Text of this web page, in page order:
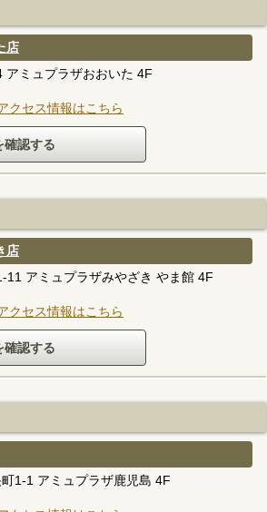
店
アミュプラザおおいた 4F
クセス情報はこちら
店
11 アミュプラザみやざき やま館 4F
クセス情報はこちら
1-1 アミュプラザ鹿児島 4F